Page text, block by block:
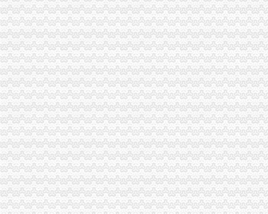
陆家嘴注册公司,虚拟地址欢迎内外资企业落户！-产品网
北京虚拟注册地址_公司虚拟注册地址_虚拟办公地址
【58同城】注册公司虚拟地址
【提供公司注册地址虚拟注册地址】价格,厂家,图片,公司注册、
北京虚拟办公室提供虚拟注册公司注册地址图片,北京虚拟办公室提供
虚拟地址注册公司利弊各是什么
上海虚拟地址注册公司价格-商务服务-铁道网
上海崇明虚拟地址注册公司材料-商务服务
提供济南地区虚拟公司注册地址
为什么选择上海虚拟地址注册公司？虚拟地址注册有风险吗？
虚拟地址注册公司条件,上海诺唐,-爱喇叭网
什么是虚拟地址注册公司？是否合？-公司注册-桔子会计
公司虚拟地址公司注册地址出租-北京58同城
提供北京注册公司地址虚拟注册地址【今日推荐网-北京工商/税务/财务】
用虚拟地址在张江注册公司
【用虚拟地址注册公司是否安全】-白云机场路易登网
提供公司注册地址,广州虚拟地址,公司注册虚拟地址-供应信息-环